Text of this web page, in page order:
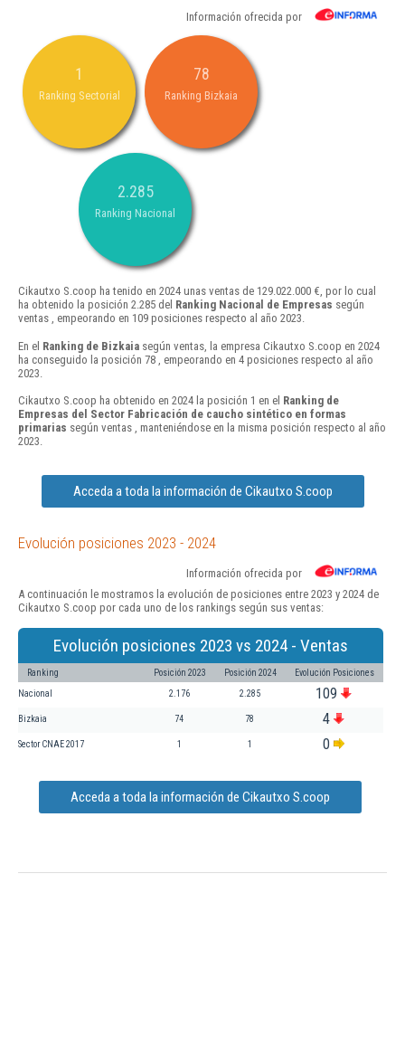
Información ofrecida por
1
Ranking Sectorial
78
Ranking Bizkaia
2.285
Ranking Nacional
Cikautxo S.coop ha tenido en 2024 unas ventas de 129.022.000 €, por lo cual
ha obtenido la posición 2.285 del Ranking Nacional de Empresas según
ventas , empeorando en 109 posiciones respecto al año 2023.
En el Ranking de Bizkaia según ventas, la empresa Cikautxo S.coop en 2024
ha conseguido la posición 78 , empeorando en 4 posiciones respecto al año
2023.
Cikautxo S.coop ha obtenido en 2024 la posición 1 en el Ranking de
Empresas del Sector Fabricación de caucho sintético en formas
primarias según ventas , manteniéndose en la misma posición respecto al año
2023.
Acceda a toda la información de Cikautxo S.coop
Evolución posiciones 2023 - 2024
Información ofrecida por
A continuación le mostramos la evolución de posiciones entre 2023 y 2024 de
Cikautxo S.coop por cada uno de los rankings según sus ventas:
Evolución posiciones 2023 vs 2024 - Ventas
Ranking Posición 2023 Posición 2024 Evolución Posiciones
Nacional 2.176 2.285 109
Bizkaia 74 78 4
Sector CNAE 2017 1 1 0
Acceda a toda la información de Cikautxo S.coop